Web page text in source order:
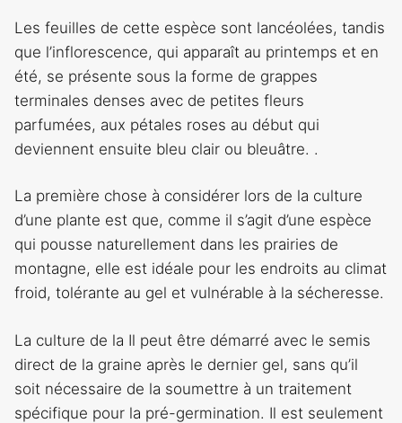
Les feuilles de cette espèce sont lancéolées, tandis
que l’inflorescence, qui apparaît au printemps et en
été, se présente sous la forme de grappes
terminales denses avec de petites fleurs
parfumées, aux pétales roses au début qui
deviennent ensuite bleu clair ou bleuâtre. .
La première chose à considérer lors de la culture
d’une plante est que, comme il s’agit d’une espèce
qui pousse naturellement dans les prairies de
montagne, elle est idéale pour les endroits au climat
froid, tolérante au gel et vulnérable à la sécheresse.
La culture de la Il peut être démarré avec le semis
direct de la graine après le dernier gel, sans qu’il
soit nécessaire de la soumettre à un traitement
spécifique pour la pré-germination. Il est seulement